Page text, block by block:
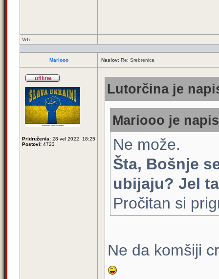
Vrh
Mariooo Naslov: Re: Srebrenica
Pridružen/a: 28 vel 2022, 18:25
Postovi: 4723
Lutorčina je
Mariooo je
Ne može.
Šta, Bošnje
ubijaju? Jel
Pročitan si
Ne da komšiji